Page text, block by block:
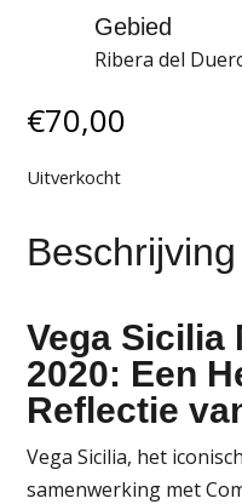
Gebied
Ribera del
€70,00
Uitverkocht
Beschrijving
Vega Sicilia
2020: Een
Reflectie
Vega Sicilia, het
samenwerking met